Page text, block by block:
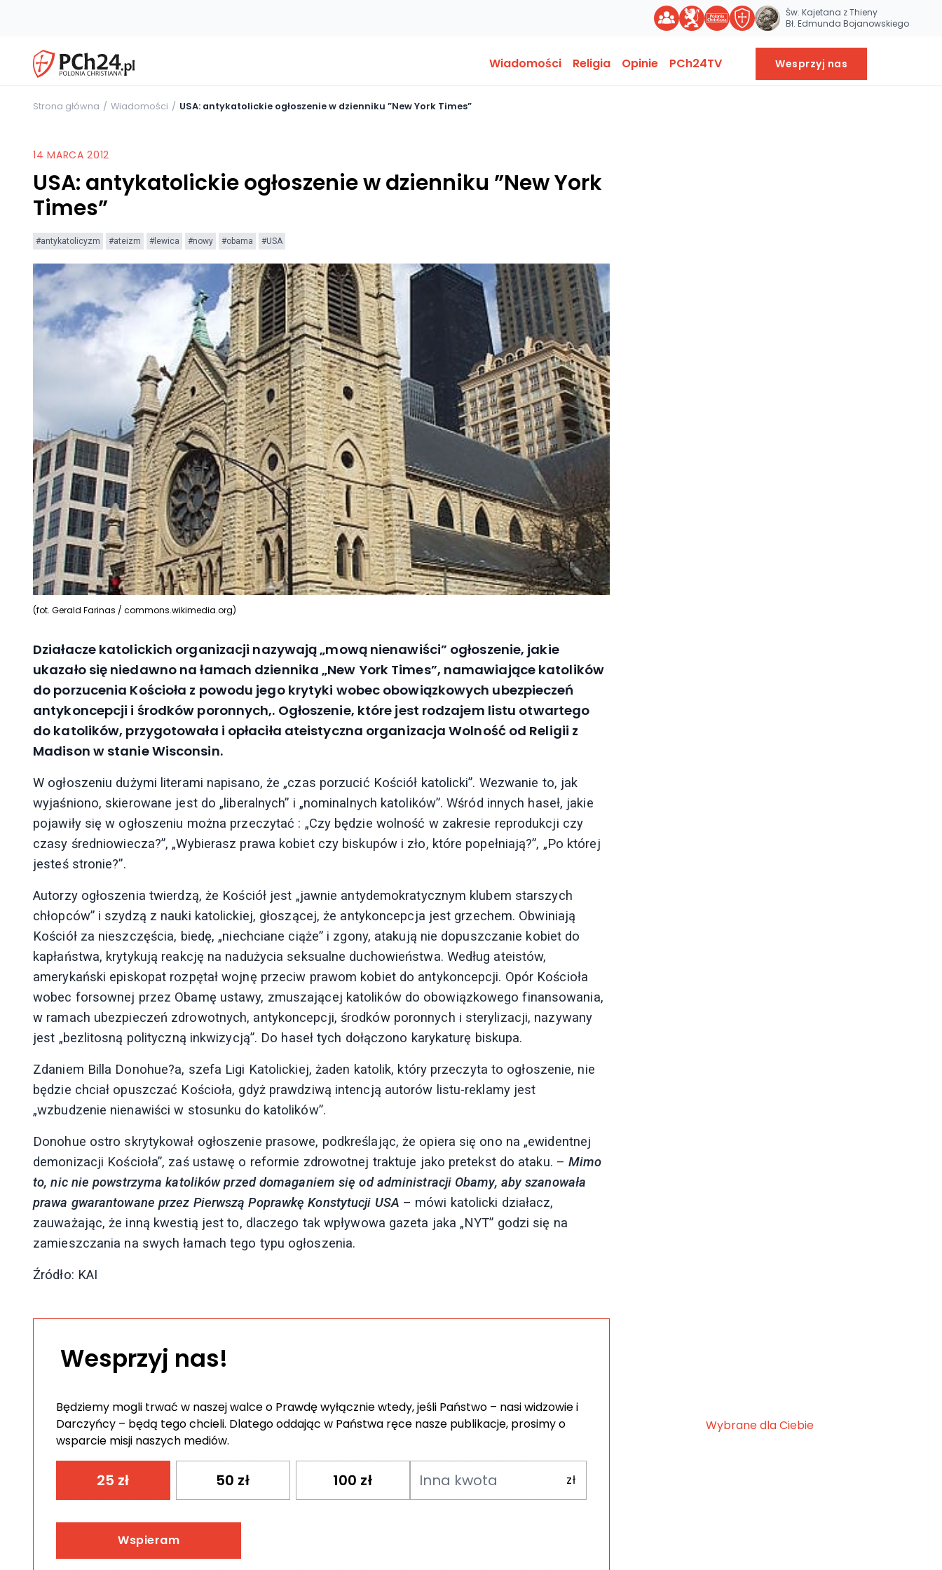
Św. Kajetana z Thieny
Bł. Edmunda Bojanowskiego
Wiadomości Religia Opinie PCh24TV Wesprzyj nas
Strona główna Wiadomości USA: antykatolickie ogłoszenie w dzienniku ”New York Times”
14 MARCA 2012
USA: antykatolickie ogłoszenie w dzienniku ”New York
Times”
#antykatolicyzm #ateizm #lewica #nowy #obama #USA
(fot. Gerald Farinas / commons.wikimedia.org)
Działacze katolickich organizacji nazywają „mową nienawiści” ogłoszenie, jakie
ukazało się niedawno na łamach dziennika „New York Times”, namawiające katolików
do porzucenia Kościoła z powodu jego krytyki wobec obowiązkowych ubezpieczeń
antykoncepcji i środków poronnych,. Ogłoszenie, które jest rodzajem listu otwartego
do katolików, przygotowała i opłaciła ateistyczna organizacja Wolność od Religii z
Madison w stanie Wisconsin.
W ogłoszeniu dużymi literami napisano, że „czas porzucić Kościół katolicki”. Wezwanie to, jak
wyjaśniono, skierowane jest do „liberalnych” i „nominalnych katolików”. Wśród innych haseł, jakie
pojawiły się w ogłoszeniu można przeczytać : „Czy będzie wolność w zakresie reprodukcji czy
czasy średniowiecza?”, „Wybierasz prawa kobiet czy biskupów i zło, które popełniają?”, „Po której
jesteś stronie?”.
Autorzy ogłoszenia twierdzą, że Kościół jest „jawnie antydemokratycznym klubem starszych
chłopców” i szydzą z nauki katolickiej, głoszącej, że antykoncepcja jest grzechem. Obwiniają
Kościół za nieszczęścia, biedę, „niechciane ciąże” i zgony, atakują nie dopuszczanie kobiet do
kapłaństwa, krytykują reakcję na nadużycia seksualne duchowieństwa. Według ateistów,
amerykański episkopat rozpętał wojnę przeciw prawom kobiet do antykoncepcji. Opór Kościoła
wobec forsownej przez Obamę ustawy, zmuszającej katolików do obowiązkowego finansowania,
w ramach ubezpieczeń zdrowotnych, antykoncepcji, środków poronnych i sterylizacji, nazywany
jest „bezlitosną polityczną inkwizycją”. Do haseł tych dołączono karykaturę biskupa.
Zdaniem Billa Donohue?a, szefa Ligi Katolickiej, żaden katolik, który przeczyta to ogłoszenie, nie
będzie chciał opuszczać Kościoła, gdyż prawdziwą intencją autorów listu-reklamy jest
„wzbudzenie nienawiści w stosunku do katolików”.
Donohue ostro skrytykował ogłoszenie prasowe, podkreślając, że opiera się ono na „ewidentnej
demonizacji Kościoła”, zaś ustawę o reformie zdrowotnej traktuje jako pretekst do ataku. –Mimo
to, nic nie powstrzyma katolików przed domaganiem się od administracji Obamy, aby szanowała
prawa gwarantowane przez Pierwszą Poprawkę Konstytucji USA – mówi katolicki działacz,
zauważając, że inną kwestią jest to, dlaczego tak wpływowa gazeta jaka „NYT” godzi się na
zamieszczania na swych łamach tego typu ogłoszenia.
Źródło: KAI
Wesprzyj nas!
Będziemy mogli trwać w naszej walce o Prawdę wyłącznie wtedy, jeśli Państwo – nasi widzowie i
Darczyńcy – będą tego chcieli. Dlatego oddając w Państwa ręce nasze publikacje, prosimy o
wsparcie misji naszych mediów.
25 zł 50 zł 100 zł
Wspieram
Wybrane dla Ciebie